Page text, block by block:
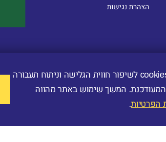
לידיעתך, אנו משתמשים בקבצי ‎ cookiesלשיפור חווית הגלישה וניתוח תעבורה
המעודכנת. המשך שימוש באתר מהווה
הפרטיות.
הצהרת נגישות